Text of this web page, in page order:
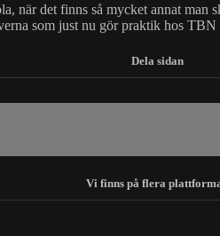
när det finns så mycket annat
som just nu gör praktik hos